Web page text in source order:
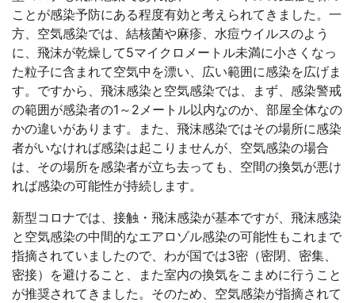
ことが感染予防にある程度有効と考えられてきました。一
方、空気感染では、結核菌や麻疹、水痘ウイルスのよう
に、飛沫が乾燥して5マイクロメートル未満に小さくなっ
た粒子に含まれて空気中を漂い、広い範囲に感染を広げま
す。ですから、飛沫感染と空気感染では、まず、感染警戒
の範囲が感染者の1～2メートル以内なのか、部屋全体なの
かの違いがあります。また、飛沫感染ではその場所に感染
者がいなければ感染は起こりませんが、空気感染の場合
は、その場所を感染者が立ち去っても、空間の換気が悪け
れば感染の可能性が持続します。
新型コロナでは、接触・飛沫感染が基本ですが、飛沫感染
と空気感染の中間的なエアロゾル感染の可能性もこれまで
指摘されていましたので、わが国では3密（密閉、密集、
密接）を避けること、また室内の換気をこまめに行うこと
が推奨されてきました。そのため、空気感染が指摘されて